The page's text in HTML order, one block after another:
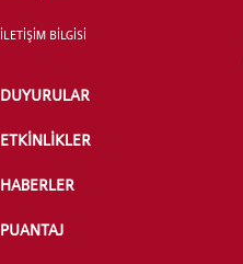
İLETİŞİM BİLGİSİ
DUYURULAR
ETKİNLİKLER
HABERLER
PUANTAJ